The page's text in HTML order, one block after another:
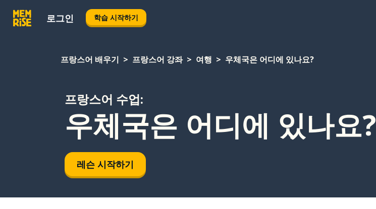
로그인 학습 시작하기
프랑스어 배우기 프랑스어 강좌 여행 우체국은 어디에 있나요?
프랑스어 수업:
우체국은 어디에 있나요?
레슨 시작하기